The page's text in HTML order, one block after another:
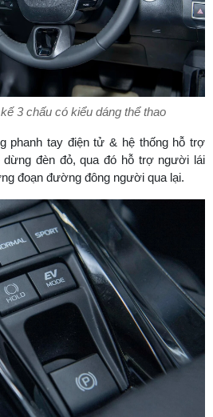
3 chấu có kiểu dáng thể thao
phanh tay điện tử & hệ thống hỗ trợ
đèn đỏ, qua đó hỗ trợ người lái
đoạn đường đông người qua lại.